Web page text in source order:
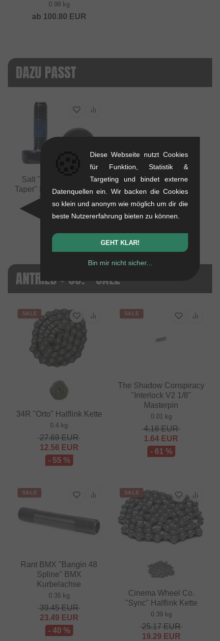
0.98 kg
ab 100.80 EUR
DAZU PASST
Salt "M8X1.0P 25mm
Taper" Kurbelschrauben -
Taper Head
ANTRIEB + CO. - SALE
SALE
34R "Orto" Halflink Kette
0.4 kg
27.69EUR
12.56 EUR
- 55 %
SALE
The Shadow Conspiracy
"Interlock V2 1/8"
Masterpin
0.01 kg
4.16EUR
1.64 EUR
- 61 %
SALE
Rant BMX "Bangin 48
Spline" BMX
Kurbelachse
0.35 kg
39.45EUR
23.49 EUR
- 40 %
SALE
Cinema Wheel Co.
"Sync" Halflink Kette
0.39 kg
25.17EUR
19.29 EUR
Diese Webseite nutzt Cookies
für Funktion, Statistik &
Targeting und bindet externe
Datenquellen ein. Wir backen die Cookies
so klein und anonym wie möglich um dir die
beste Nutzererfahrung bieten zu können.
GEHT KLAR!
Bin mir nicht sicher...